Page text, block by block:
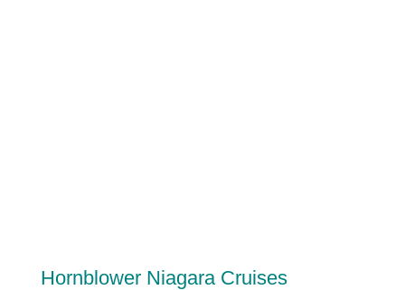
Hornblower Niagara Cruises